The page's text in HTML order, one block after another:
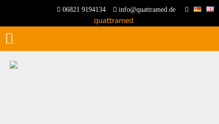
06821 9194134 info@quattramed.de